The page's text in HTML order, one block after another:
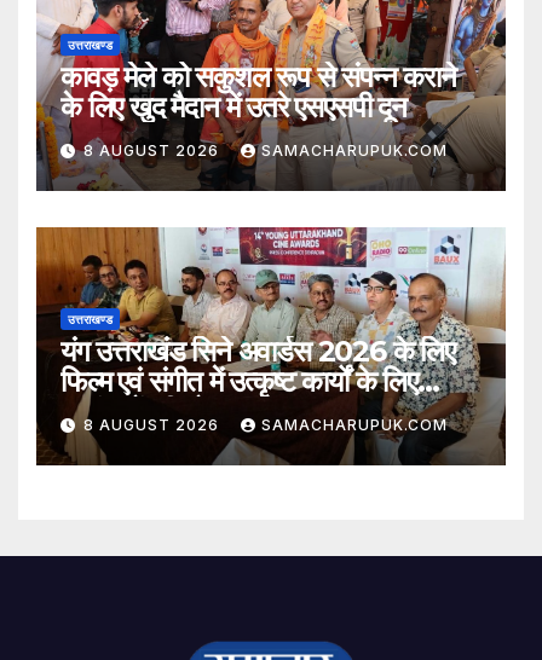
उत्तराखण्ड
कावड़ मेले को सकुशल रूप से संपन्न कराने
के लिए खुद मैदान में उतरे एसएसपी दून
8 AUGUST 2026 SAMACHARUPUK.COM
उत्तराखण्ड
यंग उत्तराखंड सिने अवार्डस 2026 के लिए
फिल्म एवं संगीत में उत्कृष्ट कार्यों के लिए
नामांकनों की घोषणा
8 AUGUST 2026 SAMACHARUPUK.COM